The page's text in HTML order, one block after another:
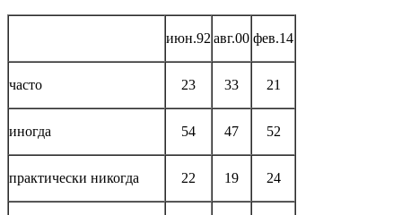
июн.92 авг.00 фев.14
часто 23 33 21
иногда 54 47 52
практически никогда 22 19 24